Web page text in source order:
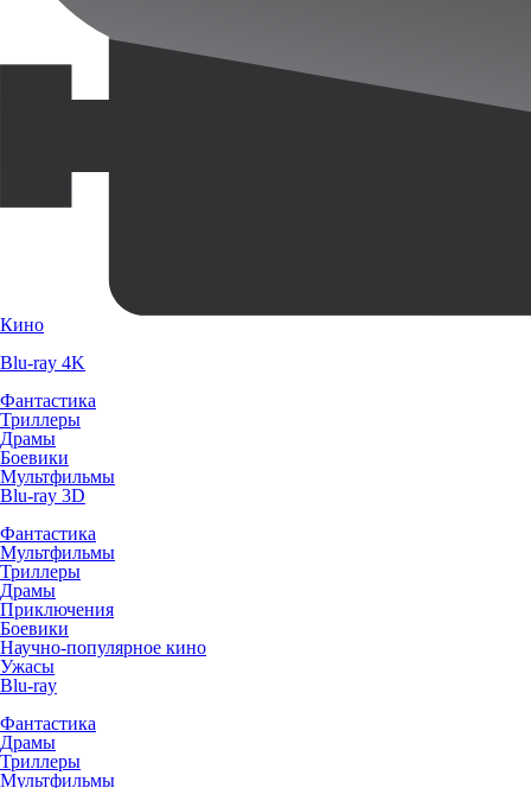
Кино
Blu-ray 4K
Фантастика
Триллеры
Драмы
Боевики
Мультфильмы
Blu-ray 3D
Фантастика
Мультфильмы
Триллеры
Драмы
Приключения
Боевики
Научно-популярное кино
Ужасы
Blu-ray
Фантастика
Драмы
Триллеры
Мультфильмы